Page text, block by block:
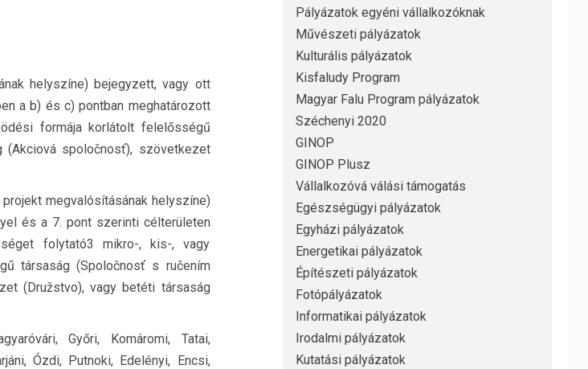
helyszíne) bejegyzett, vagy ott
a b) és c) pontban meghatározott
formája korlátolt felelősségű
(Akciová spoločnosť), szövetkezet
megvalósításának helyszíne)
és a 7. pont szerinti célterületen
folytató3 mikro-, kis-, vagy
társaság (Spoločnosť s ručením
(Družstvo), vagy betéti társaság
Győri, Komáromi, Tatai,
Ózdi, Putnoki, Edelényi, Encsi,
Pályázatok egyéni vállalkozóknak
Művészeti pályázatok
Kulturális pályázatok
Kisfaludy Program
Magyar Falu Program pályázatok
Széchenyi 2020
GINOP
GINOP Plusz
Vállalkozóvá válási támogatás
Egészségügyi pályázatok
Egyházi pályázatok
Energetikai pályázatok
Építészeti pályázatok
Fotópályázatok
Informatikai pályázatok
Irodalmi pályázatok
Kutatási pályázatok